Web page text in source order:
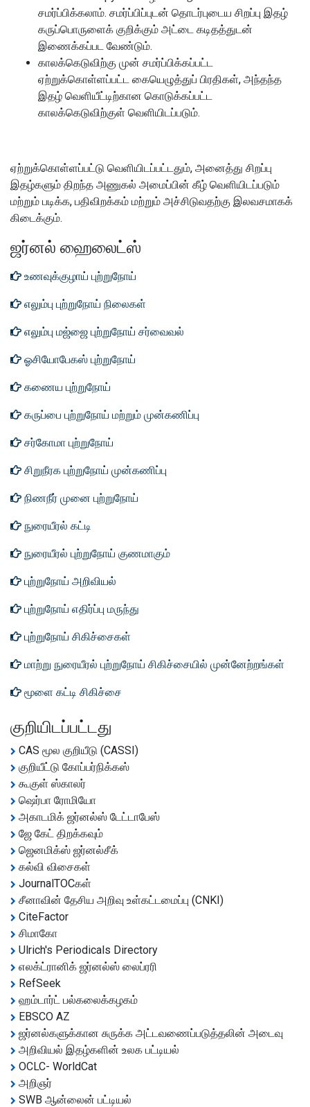
சமர்ப்பிக்கலாம். சமர்ப்பிப்புடன் தொடர்புடைய சிறப்பு இதழ்
கருப்பொருளைக் குறிக்கும் அட்டை கடிதத்துடன்
இணைக்கப்பட வேண்டும்.
காலக்கெடுவிற்கு முன் சமர்ப்பிக்கப்பட்ட
ஏற்றுக்கொள்ளப்பட்ட கையெழுத்துப் பிரதிகள், அந்தந்த
இதழ் வெளியீட்டிற்கான கொடுக்கப்பட்ட
காலக்கெடுவிற்குள் வெளியிடப்படும்.
ஏற்றுக்கொள்ளப்பட்டு வெளியிடப்பட்டதும், அனைத்து சிறப்பு
இதழ்களும் திறந்த அணுகல் அமைப்பின் கீழ் வெளியிடப்படும்
மற்றும் படிக்க, பதிவிறக்கம் மற்றும் அச்சிடுவதற்கு இலவசமாகக்
கிடைக்கும்.
ஜர்னல் ஹைலைட்ஸ்
உணவுக்குழாய் புற்றுநோய்
எலும்பு புற்றுநோய் நிலைகள்
எலும்பு மஜ்ஜை புற்றுநோய் சர்வைவல்
ஓசியோபேகஸ் புற்றுநோய்
கணைய புற்றுநோய்
கருப்பை புற்றுநோய் மற்றும் முன்கணிப்பு
சர்கோமா புற்றுநோய்
சிறுநீரக புற்றுநோய் முன்கணிப்பு
நிணநீர் முனை புற்றுநோய்
நுரையீரல் கட்டி
நுரையீரல் புற்றுநோய் குணமாகும்
புற்றுநோய் அறிவியல்
புற்றுநோய் எதிர்ப்பு மருந்து
புற்றுநோய் சிகிச்சைகள்
மாற்று நுரையீரல் புற்றுநோய் சிகிச்சையில் முன்னேற்றங்கள்
மூளை கட்டி சிகிச்சை
குறியிடப்பட்டது
CAS மூல குறியீடு (CASSI)
குறியீட்டு கோப்பர்நிக்கஸ்
கூகுள் ஸ்காலர்
ஷெர்பா ரோமியோ
அகாடமிக் ஜர்னல்ஸ் டேட்டாபேஸ்
ஜே கேட் திறக்கவும்
ஜெனமிக்ஸ் ஜர்னல்சீக்
கல்வி விசைகள்
JournalTOCகள்
சீனாவின் தேசிய அறிவு உள்கட்டமைப்பு (CNKI)
CiteFactor
சிமாகோ
Ulrich's Periodicals Directory
எலக்ட்ரானிக் ஜர்னல்ஸ் லைப்ரரி
RefSeek
ஹம்டார்ட் பல்கலைக்கழகம்
EBSCO AZ
ஜர்னல்களுக்கான சுருக்க அட்டவணைப்படுத்தலின் அடைவு
அறிவியல் இதழ்களின் உலக பட்டியல்
OCLC- WorldCat
அறிஞர்
SWB ஆன்லைன் பட்டியல்